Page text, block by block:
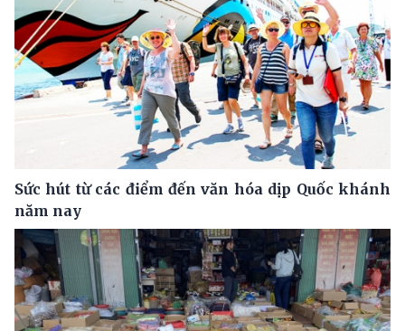
Sức hút từ các điểm đến văn hóa dịp Quốc khánh
năm nay